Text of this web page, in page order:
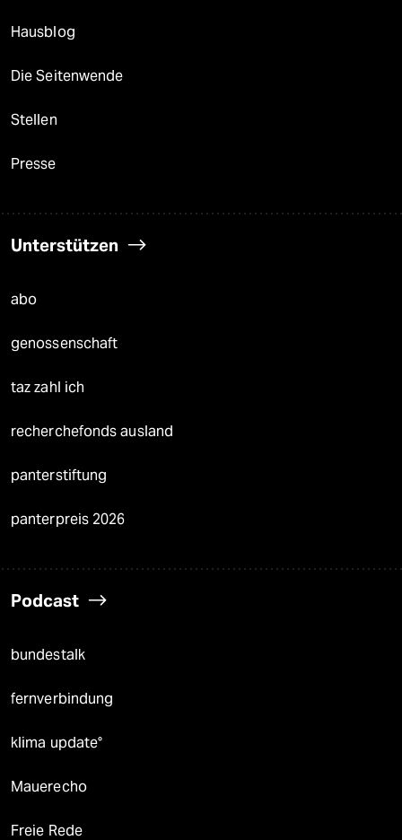
Hausblog
Die Seitenwende
Stellen
Presse
Unterstützen
abo
genossenschaft
taz zahl ich
recherchefonds ausland
panterstiftung
panterpreis 2026
Podcast
bundestalk
fernverbindung
klima update°
Mauerecho
Freie Rede